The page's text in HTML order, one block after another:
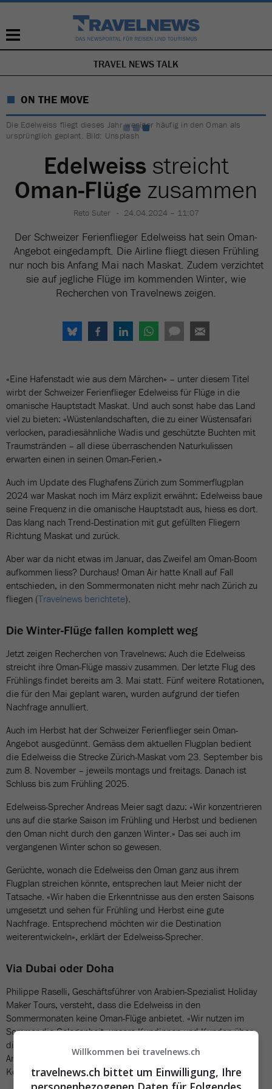
NAVIGATION
ÜBERSPRINGEN
TRAVEL NEWS TALK
ON THE MOVE
Die Edelweiss fliegt dieses Jahr weniger häufig in den Oman als
ursprünglich geplant. Bild: Unsplash
Edelweiss streicht
Oman-Flüge zusammen
Reto Suter 24.04.2024 – 11:07
Der Schweizer Ferienflieger Edelweiss hat sein Oman-
Angebot eingedampft. Die Airline fliegt diesen Frühling
nur noch bis Anfang Mai nach Maskat. Zudem verzichtet
sie auf jegliche Flüge im kommenden Winter, wie
Recherchen von Travelnews zeigen.
«Eine Hafenstadt wie aus dem Märchen» – unter diesem Titel
wirbt der Schweizer Ferienflieger Edelweiss für Flüge in die
omanische Hauptstadt Maskat. Und auch sonst habe das Land
viel zu bieten: «Wüstenlandschaften, die zu einer Wüstensafari
verlocken, paradiesähnliche Wadis und geschützte Buchten mit
Traumstränden – all diese überraschenden Naturkulissen
erwarten einen in seinen Oman-Ferien.»
Auch im Update des Flughafens Zürich zum Sommerflugplan
2024 war Maskat noch im März explizit erwähnt: Edelweiss baue
seine Frequenz in die omanische Hauptstadt aus, hiess es dort.
Das klang nach Trend-Destination mit gut gefüllten Fliegern
Richtung Maskat und zurück.
Aber war da nicht etwas im Januar, das Zweifel am Oman-Boom
aufkommen liess? Durchaus! Oman Air hatte Knall auf Fall
entschieden, in den Sommermonaten nicht mehr nach Zürich zu
fliegen (Travelnews berichtete).
Die Winter-Flüge fallen komplett weg
Jetzt zeigen Recherchen von Travelnews: Auch die Edelweiss
streicht ihre Oman-Flüge massiv zusammen. Der letzte Flug des
Frühlings findet bereits am 3. Mai statt. Fünf weitere Rotationen,
die für den Mai geplant waren, wurden aufgrund der tiefen
Nachfrage annulliert.
Auch im Herbst hat der Schweizer Ferienflieger sein Oman-
Angebot ausgedünnt. Gemäss dem aktuellen Flugplan bedient
die Edelweiss die Strecke Zürich-Maskat vom 23. September bis
zum 8. November – jeweils montags und freitags. Danach ist
Schluss bis zum Frühling 2025.
Edelweiss-Sprecher Andreas Meier sagt dazu: «Wir konzentrieren
uns auf die starke Saison im Frühling und Herbst und bedienen
den Oman nicht durch den ganzen Winter.» Das sei auch im
vergangenen Winter schon so gewesen.
Gerüchte, wonach die Edelweiss den Oman ganz aus ihrem
Flugplan streichen könnte, entsprechen laut Meier nicht der
Tatsache. «Wir haben die Erkenntnisse aus den ersten Saisons
umgesetzt und sehen für Frühling und Herbst eine gute
Nachfrage. Entsprechend möchten wir die Destination
weiterentwickeln», erklärt der Edelweiss-Sprecher.
Via Dubai oder Doha
Philippe Raselli, Geschäftsführer von Arabien-Spezialist Holiday
Maker Tours, versteht, dass die Edelweiss in den
Sommermonaten keine Oman-Flüge anbietet. «Wir nutzen im
Sommer die Gelegenheit, unsere Kundinnen und Kunden über
die Emirate oder Katar in den Oman zu befördern», sagt er auf
Anfrage. «Dies bietet uns zudem die Möglichkeit, spannende
Kombinationsreisen zu gestalten.»
Willkommen bei travelnews.ch
travelnews.ch bittet um Einwilligung, Ihre